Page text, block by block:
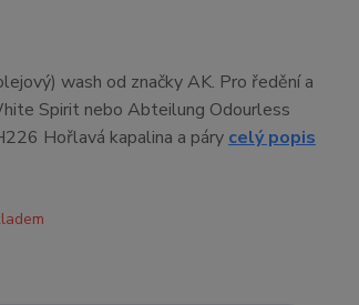
wash od značky AK. Pro ředění a
Spirit nebo Abteilung Odourless
Hořlavá kapalina a páry celý popis